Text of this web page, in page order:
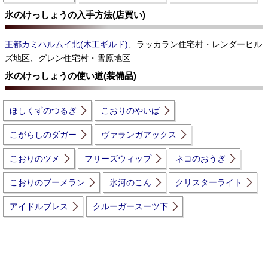
氷のけっしょうの入手方法(店買い)
王都カミハルムイ北(木工ギルド) 、ラッカラン住宅村・レンダーヒル
ズ地区、グレン住宅村・雪原地区
氷のけっしょうの使い道(装備品)
ほしくずのつるぎ こおりのやいば
こがらしのダガー ヴァランガアックス
こおりのツメ フリーズウィップ ネコのおうぎ
こおりのブーメラン 氷河のこん クリスターライト
アイドルブレス クルーガースーツ下